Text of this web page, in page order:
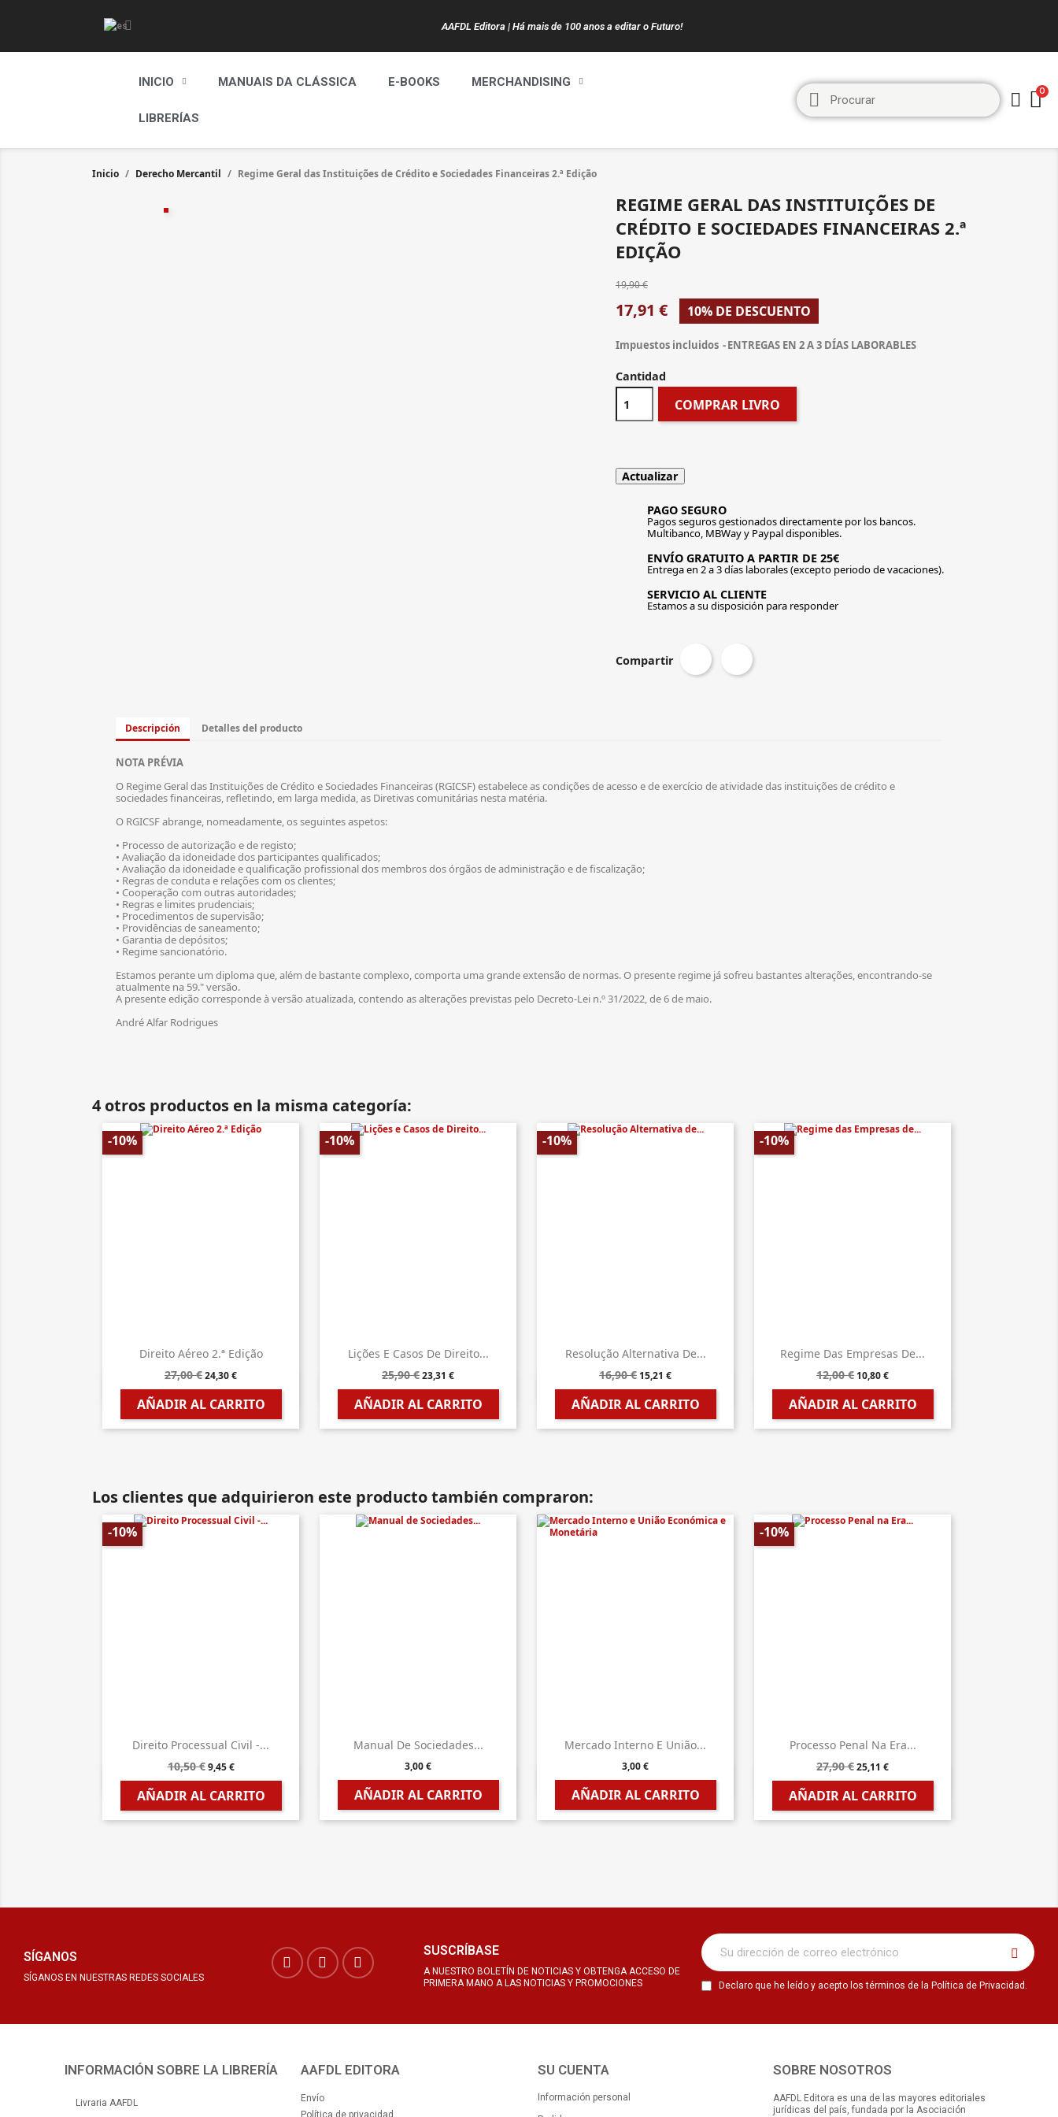
AAFDL Editora | Há mais de 100 anos a editar o Futuro!
INICIO MANUAIS DA CLÁSSICA E-BOOKS MERCHANDISING
LIBRERÍAS
Inicio Derecho Mercantil Regime Geral das Instituições de Crédito e Sociedades Financeiras 2.ª Edição
REGIME GERAL DAS INSTITUIÇÕES DE
CRÉDITO E SOCIEDADES FINANCEIRAS 2.ª
EDIÇÃO
19,90 €
17,91 € 10% DE DESCUENTO
Impuestos incluidos ENTREGAS EN 2 A 3 DÍAS LABORABLES
Cantidad
COMPRAR LIVRO
PAGO SEGURO
Pagos seguros gestionados directamente por los bancos.
Multibanco, MBWay y Paypal disponibles.
ENVÍO GRATUITO A PARTIR DE 25€
Entrega en 2 a 3 días laborales (excepto periodo de vacaciones).
SERVICIO AL CLIENTE
Estamos a su disposición para responder
Compartir
Descripción Detalles del producto
NOTA PRÉVIA
O Regime Geral das Instituições de Crédito e Sociedades Financeiras (RGICSF) estabelece as condições de acesso e de exercício de atividade das instituições de crédito e
sociedades financeiras, refletindo, em larga medida, as Diretivas comunitárias nesta matéria.
O RGICSF abrange, nomeadamente, os seguintes aspetos:
• Processo de autorização e de registo;
• Avaliação da idoneidade dos participantes qualificados;
• Avaliação da idoneidade e qualificação profissional dos membros dos órgãos de administração e de fiscalização;
• Regras de conduta e relações com os clientes;
• Cooperação com outras autoridades;
• Regras e limites prudenciais;
• Procedimentos de supervisão;
• Providências de saneamento;
• Garantia de depósitos;
• Regime sancionatório.
Estamos perante um diploma que, além de bastante complexo, comporta uma grande extensão de normas. O presente regime já sofreu bastantes alterações, encontrando-se
atualmente na 59." versão.
A presente edição corresponde à versão atualizada, contendo as alterações previstas pelo Decreto-Lei n.º 31/2022, de 6 de maio.
André Alfar Rodrigues
4 otros productos en la misma categoría:
Direito Aéreo 2.ª Edição
27,00 €24,30 €
AÑADIR AL CARRITO
-10%
 Vista rápida
Lições E Casos De Direito...
25,90 €23,31 €
AÑADIR AL CARRITO
-10%
 Vista rápida
Resolução Alternativa De...
16,90 € 15,21 €
AÑADIR AL CARRITO
-10%
 Vista rápida
Regime Das Empresas De...
12,00 € 10,80 €
AÑADIR AL CARRITO
-10%
 Vista rápida
Los clientes que adquirieron este producto también compraron:
Direito Processual Civil -...
10,50 € 9,45 €
AÑADIR AL CARRITO
-10%
 Vista rápida
Manual De Sociedades...
3,00 €
AÑADIR AL CARRITO
 Vista rápida
Mercado Interno E União...
3,00 €
AÑADIR AL CARRITO
 Vista rápida
Processo Penal Na Era...
27,90 €25,11 €
AÑADIR AL CARRITO
-10%
 Vista rápida
SÍGANOS
SÍGANOS EN NUESTRAS REDES SOCIALES
SUSCRÍBASE
A NUESTRO BOLETÍN DE NOTICIAS Y OBTENGA ACCESO DE
PRIMERA MANO A LAS NOTICIAS Y PROMOCIONES
Declaro que he leído y acepto los términos de la Política de Privacidad.
INFORMACIÓN SOBRE LA LIBRERÍA
Livraria AAFDL
AAFDL EDITORA
Envío
Política de privacidad
SU CUENTA
Información personal
SOBRE NOSOTROS
AAFDL Editora es una de las mayores editoriales
jurídicas del país, fundada por la Asociación